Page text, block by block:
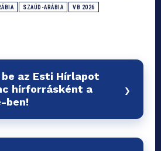
SZAÚD-ARÁBIA VB 2026
az Esti Hírlapot
hírforrásként a
ben!
›